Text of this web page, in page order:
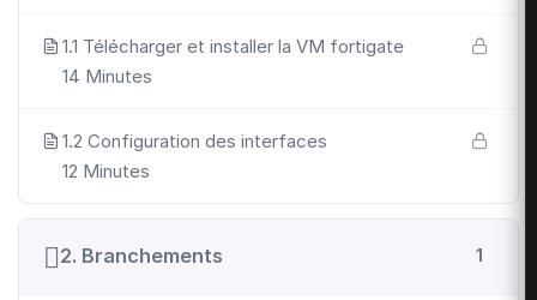
1.1 Télécharger et installer la VM fortigate
14 Minutes
1.2 Configuration des interfaces
12 Minutes
2. Branchements 1